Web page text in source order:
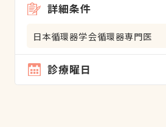
詳細条件
日本循環器学会循環器専門医
診療曜日